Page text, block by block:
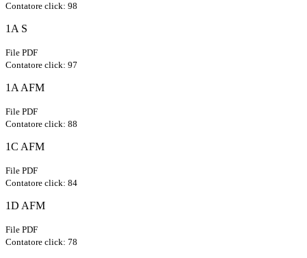
Contatore click: 98
1A S
File PDF
Contatore click: 97
1A AFM
File PDF
Contatore click: 88
1C AFM
File PDF
Contatore click: 84
1D AFM
File PDF
Contatore click: 78